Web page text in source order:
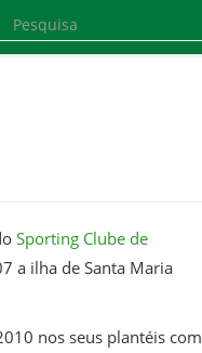
Sporting Clube de
a ilha de Santa Maria
nos seus plantéis com